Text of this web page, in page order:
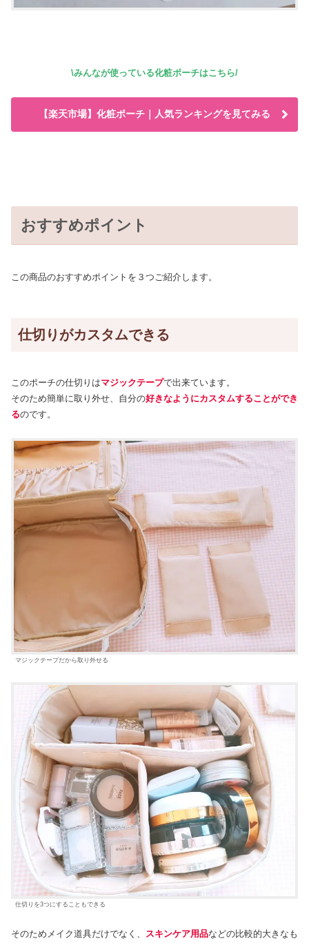
\みんなが使っている化粧ポーチはこちら/
【楽天市場】化粧ポーチ｜人気ランキングを見てみる
おすすめポイント
この商品のおすすめポイントを３つご紹介します。
仕切りがカスタムできる
このポーチの仕切りはマジックテープで出来ています。
そのため簡単に取り外せ、自分の好きなようにカスタムすることができ
るのです。
マジックテープだから取り外せる
仕切りを3つにすることもできる
そのためメイク道具だけでなく、 スキンケア用品などの比較的大きなも